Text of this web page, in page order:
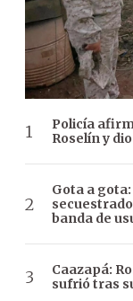
Policía
Roselín y
Gota a
banda de
Caazapá:
sufrió tras